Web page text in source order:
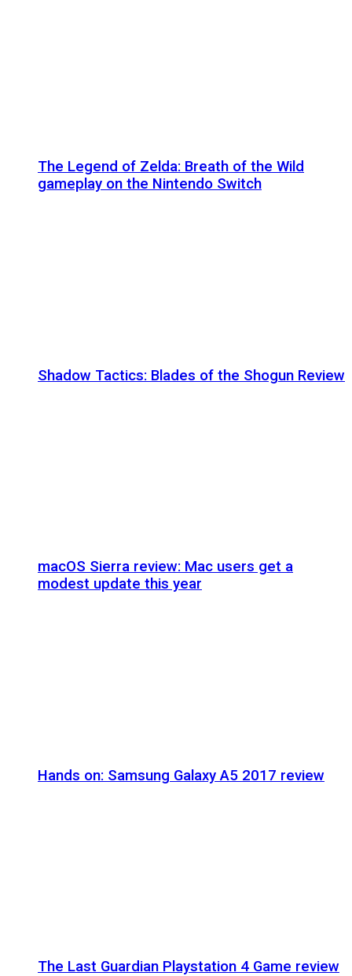
The Legend of Zelda: Breath of the Wild
gameplay on the Nintendo Switch
Shadow Tactics: Blades of the Shogun Review
macOS Sierra review: Mac users get a
modest update this year
Hands on: Samsung Galaxy A5 2017 review
The Last Guardian Playstation 4 Game review